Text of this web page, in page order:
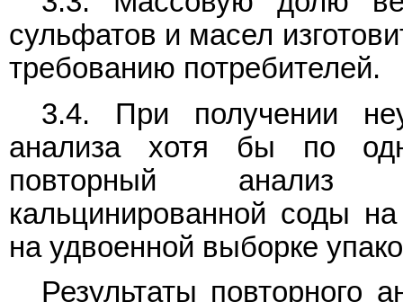
сульфатов и масел
требованию потребителей.
3.4. При получении
анализа хотя бы по
повторный анализ
кальцинированной соды
на удвоенной выборке
Результаты повторного